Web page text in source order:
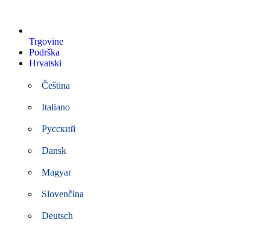
Trgovine
Podrška
Hrvatski
Čeština
Italiano
Русский
Dansk
Magyar
Slovenčina
Deutsch